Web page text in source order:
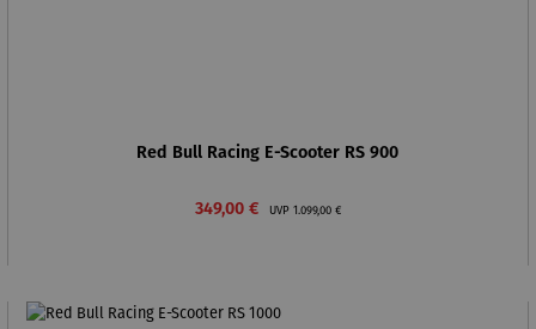
Red Bull Racing E-Scooter RS 900
Verkaufspreis:
349,00 € UVP Regulärer Preis:
1.099,00 €